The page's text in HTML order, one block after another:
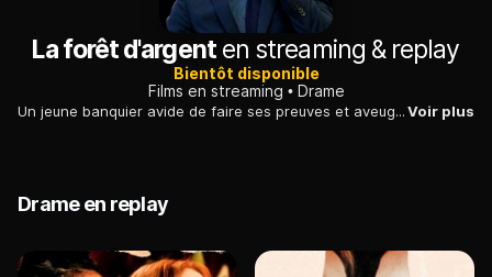
La forêt d'argenten streaming & replay
Bientôt disponible
Films en streaming
Drame
Un jeune banquier avide de faire ses preuves et aveuglé par l'ambition embarque sa jeune fille au pair roumaine dans une douloureuse impasse.Voir plus
Drame en replay